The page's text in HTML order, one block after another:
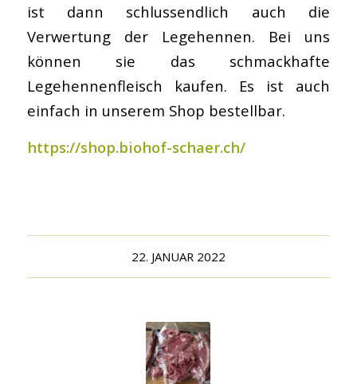
ist dann schlussendlich auch die
Verwertung der Legehennen. Bei uns
können sie das schmackhafte
Legehennenfleisch kaufen. Es ist auch
einfach in unserem Shop bestellbar.
https://shop.biohof-schaer.ch/
22. JANUAR 2022